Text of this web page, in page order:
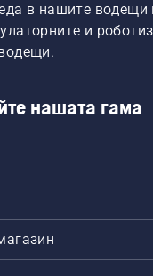
в нашите водещи
и
нашата гама